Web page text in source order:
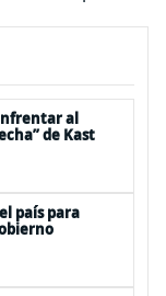
al
de Kast
país para